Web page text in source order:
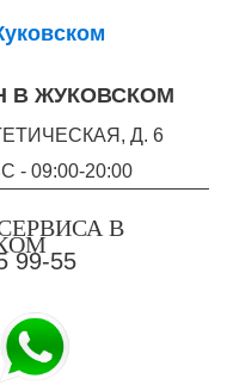
В ЖУКОВСКОМ
Д. 6
09:00-20:00
99-55